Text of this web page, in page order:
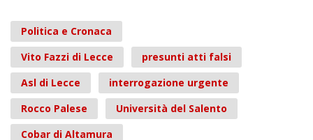
Politica e Cronaca
Vito Fazzi di Lecce
presunti atti falsi
Asl di Lecce
interrogazione urgente
Rocco Palese
Università del Salento
Cobar di Altamura